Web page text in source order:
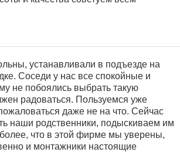
устанавливали в подъезде на
Соседи у нас все спокойные и
не побоялись выбрать такую
радоваться. Пользуемся уже
даже не на что. Сейчас
наши родственники, подыскиваем им
что в этой фирме мы уверены,
и монтажники настоящие